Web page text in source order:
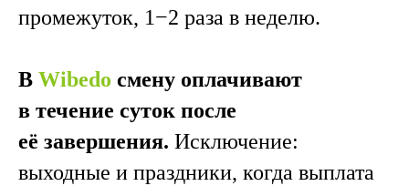
промежуток, 1−2 раза в неделю.
В Wibedo смену оплачивают
в течение суток после
её завершения. Исключение:
выходные и праздники, когда выплата